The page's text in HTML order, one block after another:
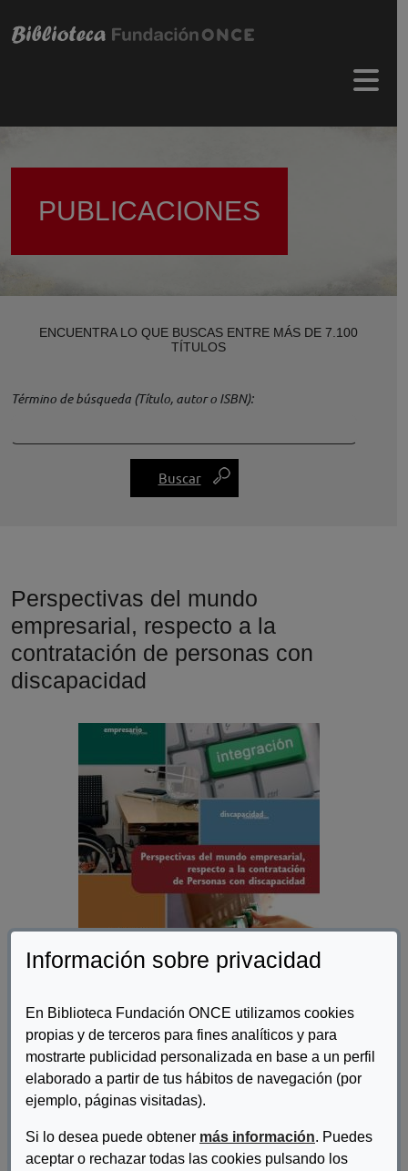
Información sobre privacidad
En Biblioteca Fundación ONCE utilizamos cookies
propias y de terceros para fines analíticos y para
mostrarte publicidad personalizada en base a un perfil
elaborado a partir de tus hábitos de navegación (por
ejemplo, páginas visitadas).
Si lo desea puede obtener más información. Puedes
aceptar o rechazar todas las cookies pulsando los
PUBLICACIONES
ENCUENTRA LO QUE BUSCAS ENTRE MÁS DE 7.100
TÍTULOS
Término de búsqueda (Título, autor o ISBN)
Perspectivas del mundo
empresarial, respecto a la
contratación de personas con
discapacidad
Autor/es:Varios
Descripcion:
Este estudio pretende conocer la situación actual de las
empresas respecto a la integración laboral de las personas con